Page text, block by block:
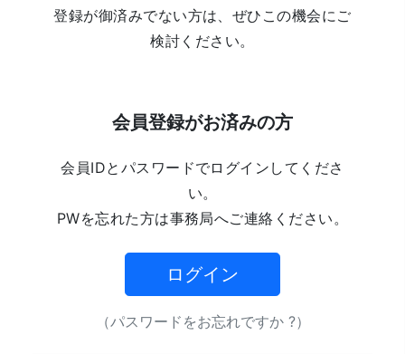
登録が御済みでない方は、ぜひこの機会にご
検討ください。
会員登録がお済みの方
会員IDとパスワードでログインしてくださ
い。
PWを忘れた方は事務局へご連絡ください。
ログイン
（パスワードをお忘れですか ?）